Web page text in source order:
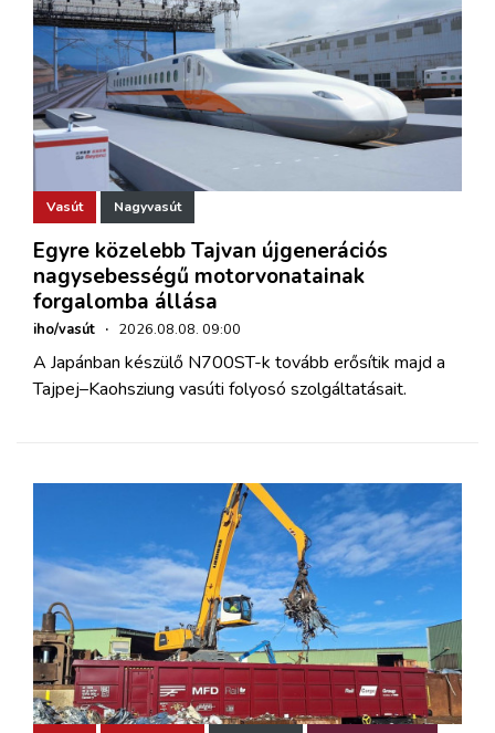
Vasút Nagyvasút
Egyre közelebb Tajvan újgenerációs
nagysebességű motorvonatainak
forgalomba állása
iho/vasút · 2026.08.08. 09:00
A Japánban készülő N700ST-k tovább erősítik majd a
Tajpej–Kaohsziung vasúti folyosó szolgáltatásait.